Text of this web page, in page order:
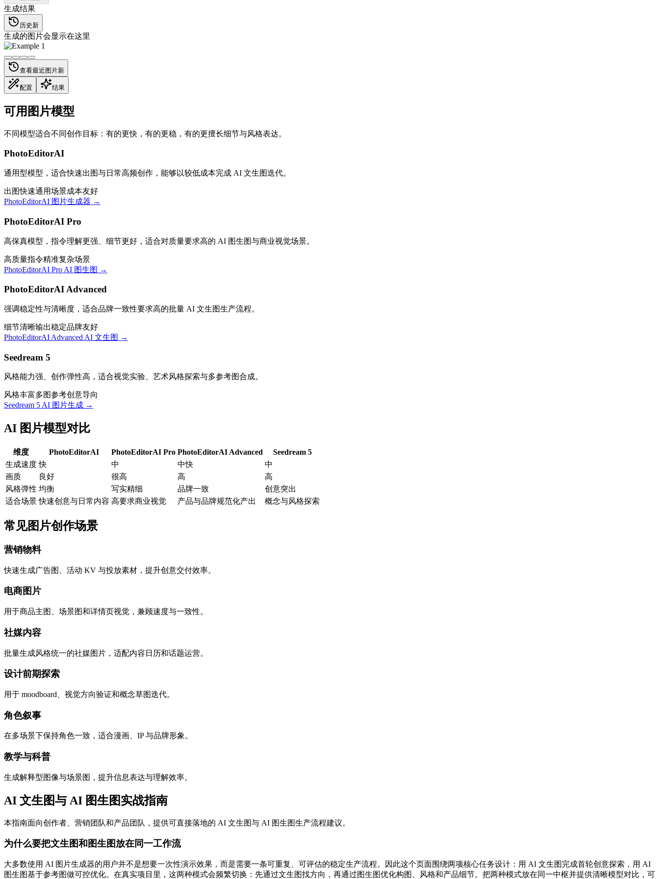
生成结果
历史 新
生成的图片会显示在这里
查看最近图片新
配置 结果
可用图片模型
不同模型适合不同创作目标：有的更快，有的更稳，有的更擅长细节与风格表达。
PhotoEditorAI
通用型模型，适合快速出图与日常高频创作，能够以较低成本完成 AI 文生图迭代。
出图快速通用场景成本友好
PhotoEditorAI 图片生成器 →
PhotoEditorAI Pro
高保真模型，指令理解更强、细节更好，适合对质量要求高的 AI 图生图与商业视觉场景。
高质量指令精准复杂场景
PhotoEditorAI Pro AI 图生图 →
PhotoEditorAI Advanced
强调稳定性与清晰度，适合品牌一致性要求高的批量 AI 文生图生产流程。
细节清晰输出稳定品牌友好
PhotoEditorAI Advanced AI 文生图 →
Seedream 5
风格能力强、创作弹性高，适合视觉实验、艺术风格探索与多参考图合成。
风格丰富多图参考创意导向
Seedream 5 AI 图片生成 →
AI 图片模型对比
维度 PhotoEditorAI PhotoEditorAI Pro PhotoEditorAI Advanced
Seedream 5
生成速度 快 中 中快
中
画质
良好 很高 高
高
风格弹性 均衡 写实精细 品牌一致
创意突出
适合场景 快速创意与日常内容 高要求商业视觉 产品与品牌规范化产出 概念与风格探索
常见图片创作场景
营销物料
快速生成广告图、活动 KV 与投放素材，提升创意交付效率。
电商图片
用于商品主图、场景图和详情页视觉，兼顾速度与一致性。
社媒内容
批量生成风格统一的社媒图片，适配内容日历和话题运营。
设计前期探索
用于 moodboard、视觉方向验证和概念草图迭代。
角色叙事
在多场景下保持角色一致，适合漫画、IP 与品牌形象。
教学与科普
生成解释型图像与场景图，提升信息表达与理解效率。
AI 文生图与 AI 图生图实战指南
本指南面向创作者、营销团队和产品团队，提供可直接落地的 AI 文生图与 AI 图生图生产流程建议。
为什么要把文生图和图生图放在同一工作流
大多数使用 AI 图片生成器的用户并不是想要一次性演示效果，而是需要一条可重复、可评估的稳定生产流程。因此这个页面围绕两项核心任务设计：用 AI 文生图完成首轮创意探索，用 AI
图生图基于参考图做可控优化。在真实项目里，这两种模式会频繁切换：先通过文生图找方向，再通过图生图优化构图、风格和产品细节。把两种模式放在同一中枢并提供清晰模型对比，可